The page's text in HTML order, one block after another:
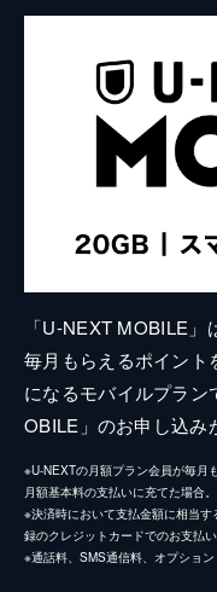
「U-NEXT MOBILE
毎月もらえるポイント
になるモバイルプラ
OBILE」のお申し込み
※U-NEXTの月額プラン会員が毎月
月額基本料の支払いに充てた場合。
※決済時において支払金額に相当
録のクレジットカードでのお支払い
※通話料、SMS通信料、オプショ